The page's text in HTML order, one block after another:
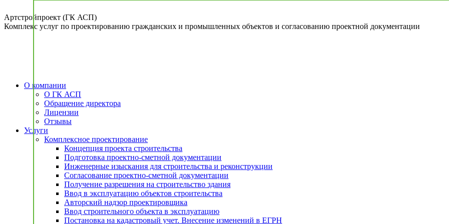
к
содержанию
Артстройпроект (ГК АСП)
Комплекс услуг по проектированию гражданских и промышленных объектов и согласованию проектной документации
О компании
О ГК АСП
Обращение директора
Лицензии
Отзывы
Услуги
Комплексное проектирование
Концепция проекта строительства
Подготовка проектно-сметной документации
Инженерные изыскания для строительства и реконструкции
Согласование проектно-сметной документации
Получение разрешения на строительство здания
Ввод в эксплуатацию объектов строительства
Авторский надзор проектировщика
Ввод строительного объекта в эксплуатацию
Постановка на кадастровый учет. Внесение изменений в ЕГРН